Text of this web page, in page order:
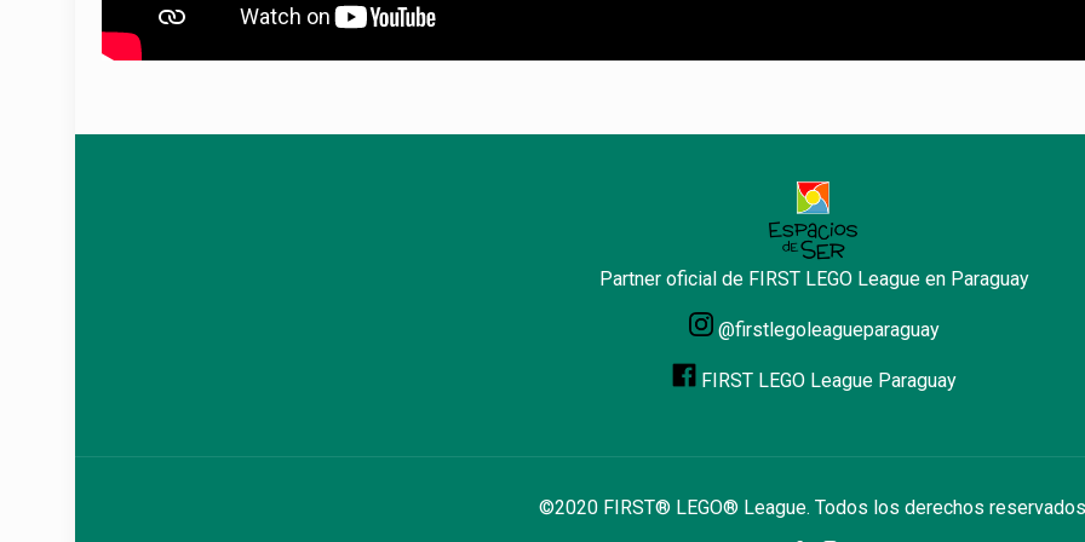
Partner oficial de FIRST LEGO League en Paraguay
@firstlegoleagueparaguay
FIRST LEGO League Paraguay
©2020 FIRST® LEGO® League. Todos los derechos